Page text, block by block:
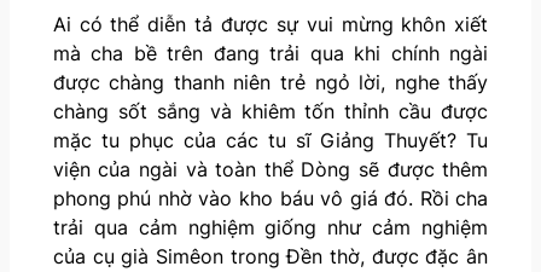
Ai có thể diễn tả được sự vui mừng khôn xiết
mà cha bề trên đang trải qua khi chính ngài
được chàng thanh niên trẻ ngỏ lời, nghe thấy
chàng sốt sắng và khiêm tốn thỉnh cầu được
mặc tu phục của các tu sĩ Giảng Thuyết? Tu
viện của ngài và toàn thể Dòng sẽ được thêm
phong phú nhờ vào kho báu vô giá đó. Rồi cha
trải qua cảm nghiệm giống như cảm nghiệm
của cụ già Simêon trong Đền thờ, được đặc ân